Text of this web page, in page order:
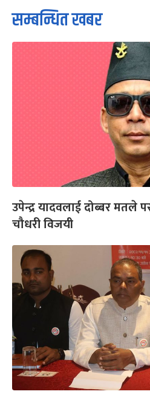
सम्बन्धित खबर
उपेन्द्र यादवलाई दोब्बर मतले
चौधरी विजयी